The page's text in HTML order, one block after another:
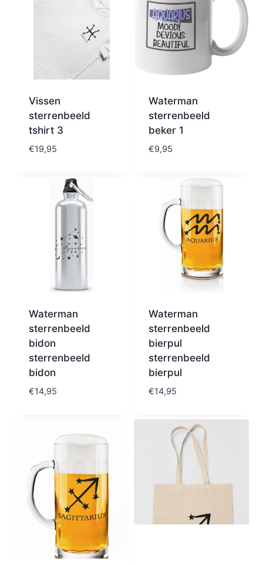
Vissen
sterrenbeeld
tshirt 3
€19,95
Waterman
sterrenbeeld
beker 1
€9,95
Waterman
sterrenbeeld
bidon
sterrenbeeld
bidon
€14,95
Waterman
sterrenbeeld
bierpul
sterrenbeeld
bierpul
€14,95